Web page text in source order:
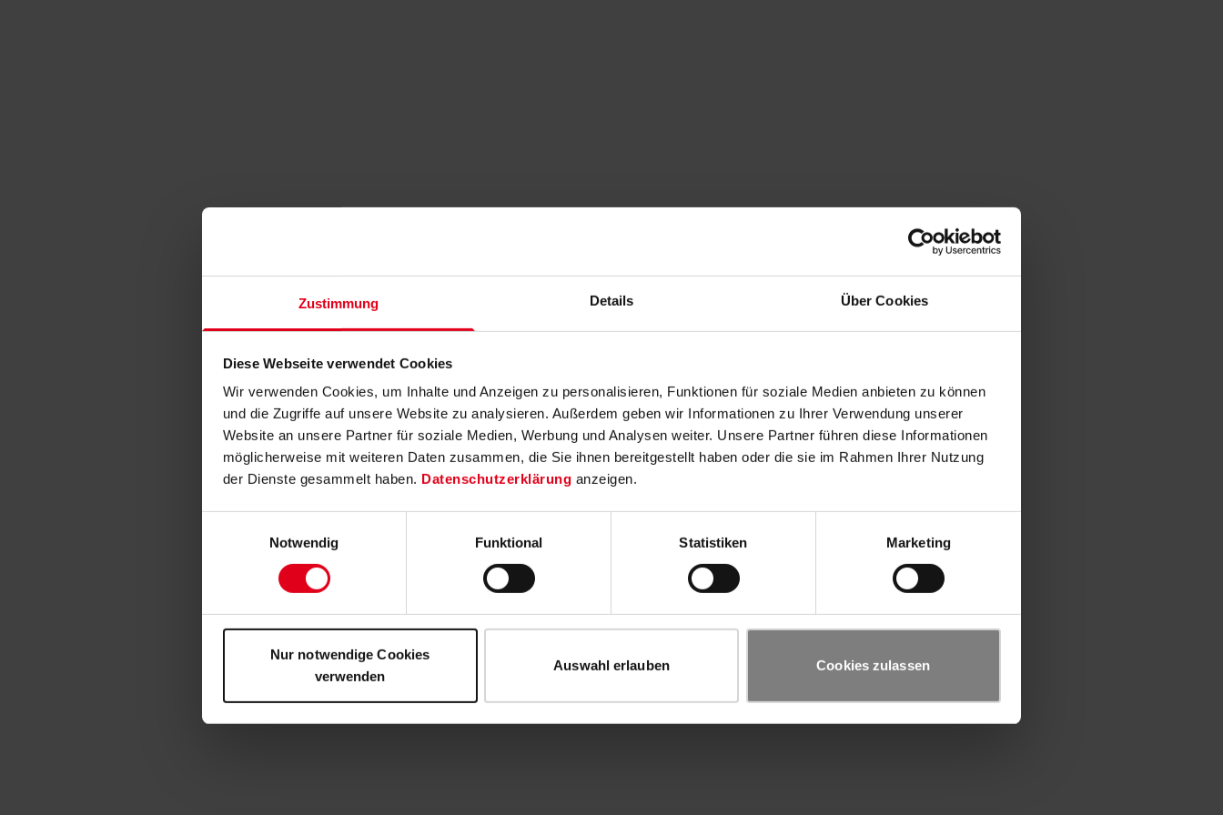
Zustimmung Details Über Cookies
Diese Webseite verwendet Cookies
Wir verwenden Cookies, um Inhalte und Anzeigen zu personalisieren, Funktionen für soziale Medien anbieten zu können
und die Zugriffe auf unsere Website zu analysieren. Außerdem geben wir Informationen zu Ihrer Verwendung unserer
Website an unsere Partner für soziale Medien, Werbung und Analysen weiter. Unsere Partner führen diese Informationen
möglicherweise mit weiteren Daten zusammen, die Sie ihnen bereitgestellt haben oder die sie im Rahmen Ihrer Nutzung
der Dienste gesammelt haben. Datenschutzerklärung anzeigen.
Notwendig
Funktional Statistiken Marketing
Nur notwendige Cookies
verwenden
Auswahl erlauben Cookies zulassen